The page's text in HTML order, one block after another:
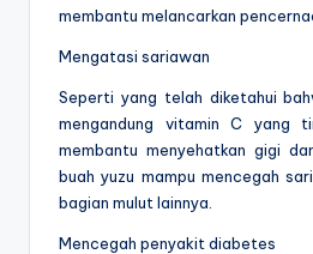
membantu melancarkan
Mengatasi sariawan
Seperti yang telah diketahui
mengandung vitamin C yang
membantu menyehatkan gigi
buah yuzu mampu mencegah
bagian mulut lainnya.
Mencegah penyakit diabetes